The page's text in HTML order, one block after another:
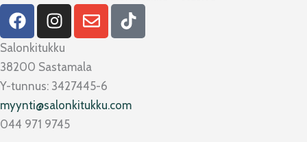
F
a
c
e
b
o
o
k
I
n
s
t
a
g
r
a
E
n
e
l
o
p
T
i
Salonkitukku
38200 Sastamala
Y-tunnus: 3427445-6
myynti@salonkitukku.com
044 971 9745